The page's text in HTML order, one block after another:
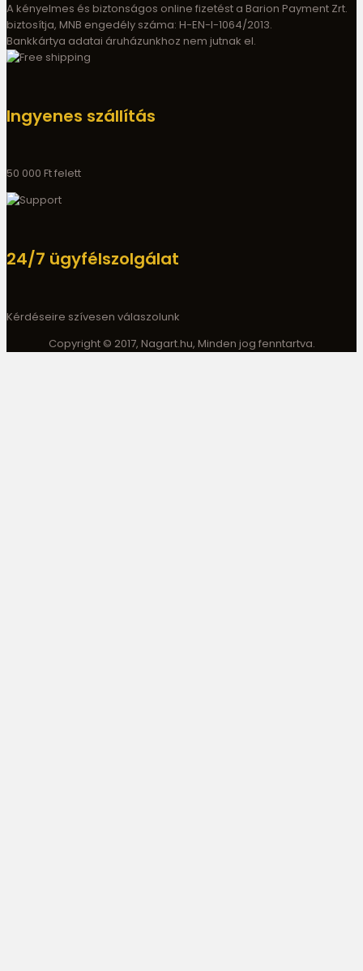
A kényelmes és biztonságos online fizetést a Barion Payment Zrt.
biztosítja, MNB engedély száma: H-EN-I-1064/2013.
Bankkártya adatai áruházunkhoz nem jutnak el.
Ingyenes szállítás
50 000 Ft felett
24/7 ügyfélszolgálat
Kérdéseire szívesen válaszolunk
Copyright © 2017, Nagart.hu, Minden jog fenntartva.